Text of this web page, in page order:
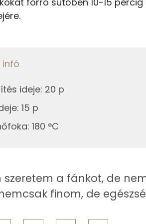
aszalt sárgabarack
anyagok
infó
ideje: 20 p
: 15 p
: 180 °C
szeretem a fánkot, de
finom, de